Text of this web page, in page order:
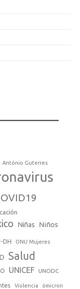
António Guterres
Niñas Niños
DH ONU Mujeres
Salud
UNICEF UNODC
Violencia ómicron